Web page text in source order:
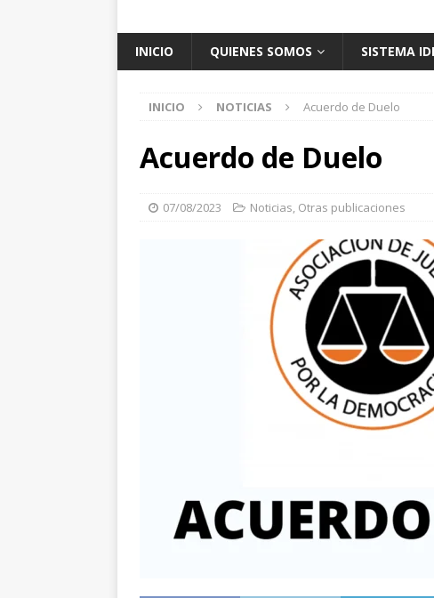
INICIO QUIENES SOMOS SISTEMA
INICIO NOTICIAS Acuerdo de Duelo
Acuerdo de Duelo
07/08/2023 Noticias, Otras publicaciones